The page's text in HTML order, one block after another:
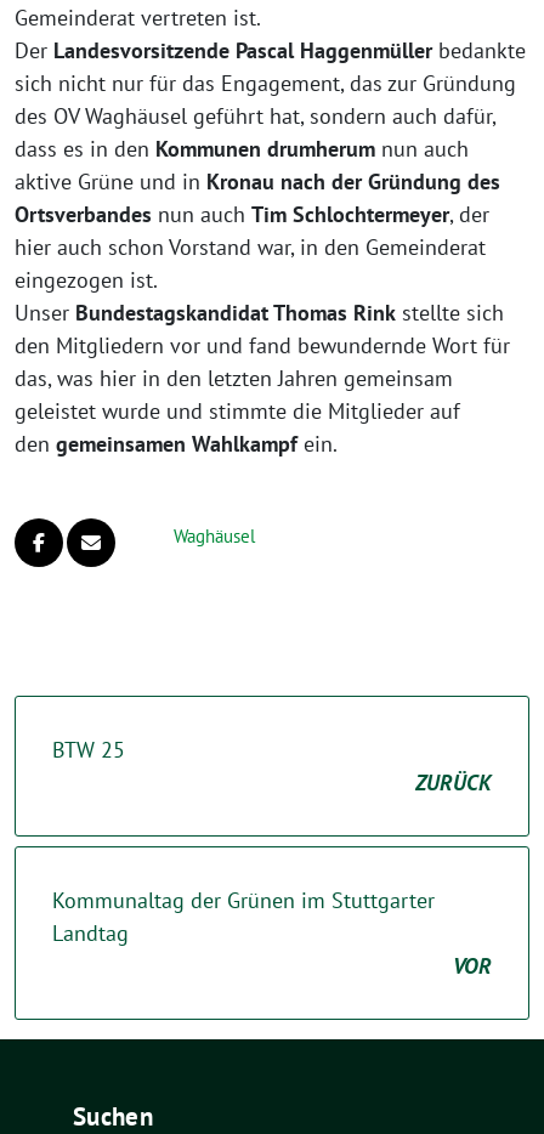
Gemeinderat vertreten ist.
Der Landesvorsitzende Pascal Haggenmüller bedankte
sich nicht nur für das Engagement, das zur Gründung
des OV Waghäusel geführt hat, sondern auch dafür,
dass es in den Kommunen drumherum nun auch
aktive Grüne und in Kronau nach der Gründung des
Ortsverbandes nun auch Tim Schlochtermeyer, der
hier auch schon Vorstand war, in den Gemeinderat
eingezogen ist.
Unser Bundestagskandidat Thomas Rink stellte sich
den Mitgliedern vor und fand bewundernde Wort für
das, was hier in den letzten Jahren gemeinsam
geleistet wurde und stimmte die Mitglieder auf
den gemeinsamen Wahlkampfein.
Waghäusel
BTW 25
ZURÜCK
Kommunaltag der Grünen im Stuttgarter
Landtag
VOR
Suchen